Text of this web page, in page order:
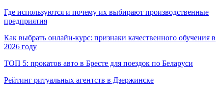
Где используются и почему их выбирают производственные
предприятия
Как выбрать онлайн-курс: признаки качественного обучения в
2026 году
ТОП 5: прокатов авто в Бресте для поездок по Беларуси
Рейтинг ритуальных агентств в Дзержинске